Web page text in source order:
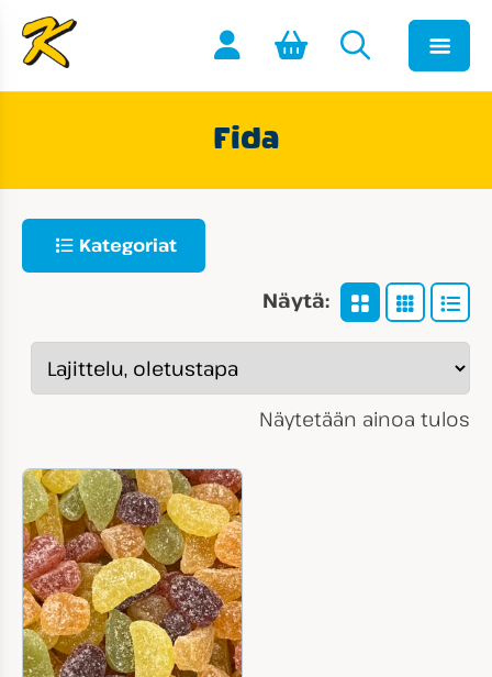
Fida
Kategoriat
Näytä:
Näytetään ainoa tulos